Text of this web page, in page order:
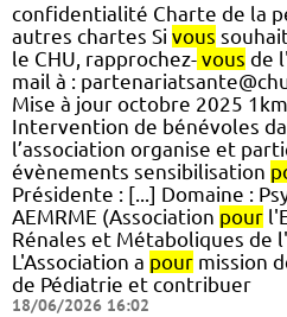
confidentialité Charte de la
autres chartes Si vous
le CHU, rapprochez- vous de
mail à :
Mise à jour octobre 2025 1km
Intervention de bénévoles
l’association organise et
évènements sensibilisation
Présidente : [...] Domaine :
AEMRME (Association pour
Rénales et Métaboliques de
L'Association a pour mission
de Pédiatrie et contribuer
18/06/2026 16:02